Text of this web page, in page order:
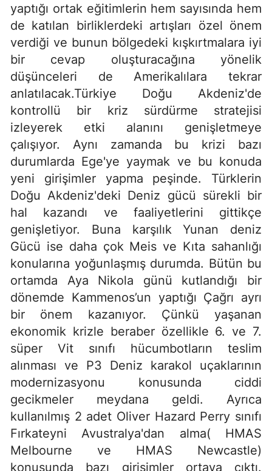
yaptığı ortak eğitimlerin hem sayısında hem
de katılan birliklerdeki artışları özel önem
verdiği ve bunun bölgedeki kışkırtmalara iyi
bir cevap oluşturacağına yönelik
düşünceleri de Amerikalılara tekrar
anlatılacak.Türkiye Doğu Akdeniz'de
kontrollü bir kriz sürdürme stratejisi
izleyerek etki alanını genişletmeye
çalışıyor. Aynı zamanda bu krizi bazı
durumlarda Ege'ye yaymak ve bu konuda
yeni girişimler yapma peşinde. Türklerin
Doğu Akdeniz'deki Deniz gücü sürekli bir
hal kazandı ve faaliyetlerini gittikçe
genişletiyor. Buna karşılık Yunan deniz
Gücü ise daha çok Meis ve Kıta sahanlığı
konularına yoğunlaşmış durumda. Bütün bu
ortamda Aya Nikola günü kutlandığı bir
dönemde Kammenos’un yaptığı Çağrı ayrı
bir önem kazanıyor. Çünkü yaşanan
ekonomik krizle beraber özellikle 6. ve 7.
süper Vit sınıfı hücumbotların teslim
alınması ve P3 Deniz karakol uçaklarının
modernizasyonu konusunda ciddi
gecikmeler meydana geldi. Ayrıca
kullanılmış 2 adet Oliver Hazard Perry sınıfı
Fırkateyni Avustralya'dan alma( HMAS
Melbourne ve HMAS Newcastle)
konusunda bazı girişimler ortaya çıktı.